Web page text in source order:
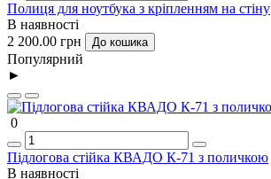
Полиця для ноутбука з кріпленням на стіну
В наявності
2 200.00 грн
До кошика
Популярний
►
0
Підлогова стійка КВАДО К-71 з поличкою
В наявності